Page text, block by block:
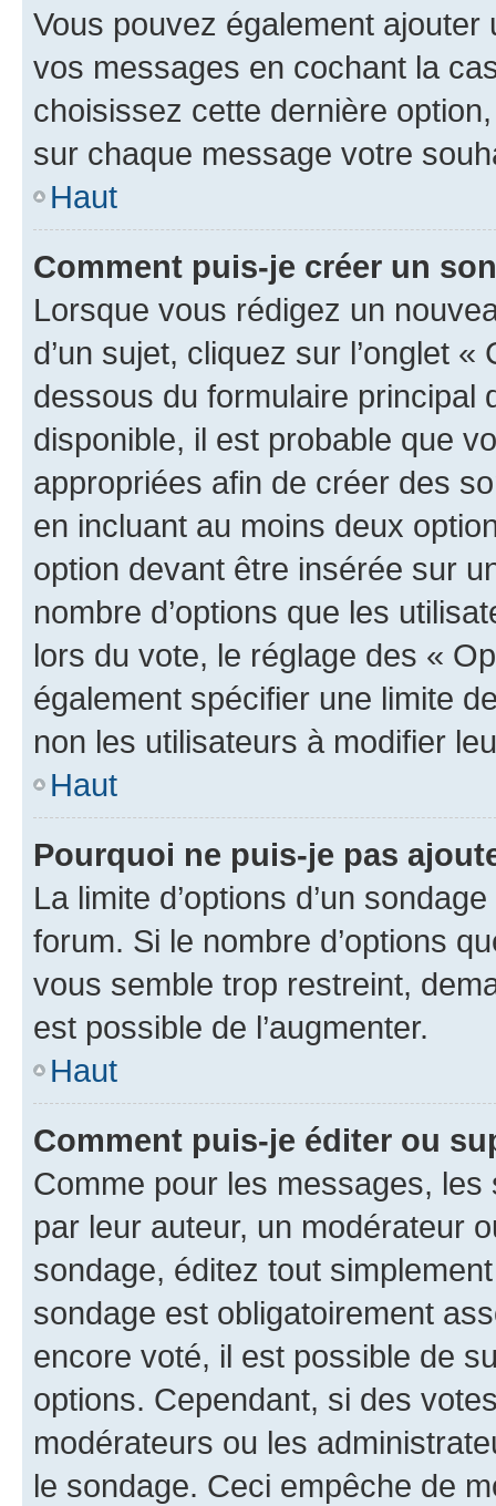
Vous pouvez également
vos messages en cochant la
choisissez cette dernière
sur chaque message votre
Haut
Comment puis-je créer un
Lorsque vous rédigez un
d’un sujet, cliquez sur l’onglet
dessous du formulaire principal
disponible, il est probable que
appropriées afin de créer des
en incluant au moins deux
option devant être insérée sur
nombre d’options que les
lors du vote, le réglage des «
également spécifier une limite
non les utilisateurs à modifier
Haut
Pourquoi ne puis-je pas
La limite d’options d’un
forum. Si le nombre d’options
vous semble trop restreint,
est possible de l’augmenter.
Haut
Comment puis-je éditer ou
Comme pour les messages,
par leur auteur, un modérateur
sondage, éditez tout
sondage est obligatoirement
encore voté, il est possible de
options. Cependant, si des
modérateurs ou les
le sondage. Ceci empêche de